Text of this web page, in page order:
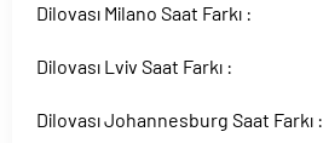
Dilovası Milano Saat Farkı :
Dilovası Lviv Saat Farkı :
Dilovası Johannesburg Saat Farkı :